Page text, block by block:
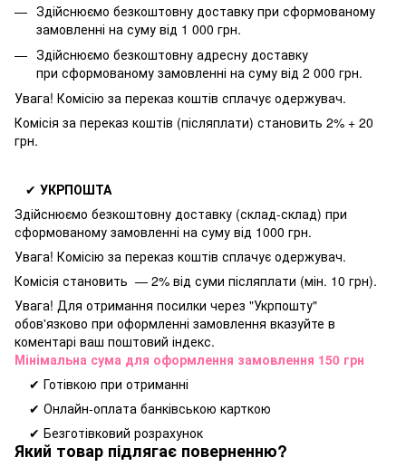
Здійснюємо безкоштовну доставку при сформованому
замовленні на суму від 1 000 грн.
Здійснюємо безкоштовну адресну доставку
при сформованому замовленні на суму від 2 000 грн.
Увага! Комісію за переказ коштів сплачує одержувач.
Комісія за переказ коштів (післяплати) становить 2% + 20
грн.
✔ УКРПОШТА
Здійснюємо безкоштовну доставку (склад-склад) при
сформованому замовленні на суму від 1000 грн.
Увага! Комісію за переказ коштів сплачує одержувач.
Комісія становить — 2% від суми післяплати (мін. 10 грн).
Увага! Для отримання посилки через "Укрпошту"
обов'язково при оформленні замовлення вказуйте в
коментарі ваш поштовий індекс.
Мінімальна сума для оформлення замовлення 150 грн
✔ Готівкою при отриманні
✔ Онлайн-оплата банківською карткою
✔ Безготівковий розрахунок
Який товар підлягає поверненню?